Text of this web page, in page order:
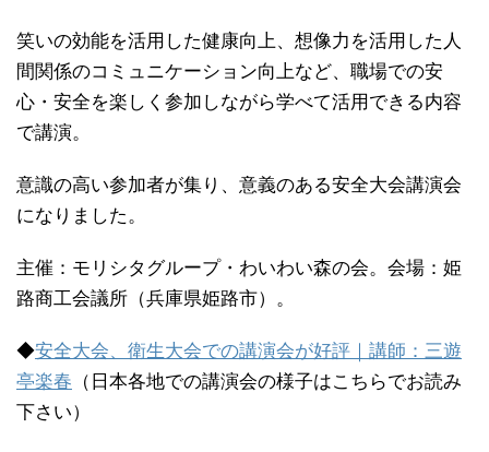
笑いの効能を活用した健康向上、想像力を活用した人
間関係のコミュニケーション向上など、職場での安
心・安全を楽しく参加しながら学べて活用できる内容
で講演。
意識の高い参加者が集り、意義のある安全大会講演会
になりました。
主催：モリシタグループ・わいわい森の会。会場：姫
路商工会議所（兵庫県姫路市）。
◆安全大会、衛生大会での講演会が好評｜講師：三遊
亭楽春 （日本各地での講演会の様子はこちらでお読み
下さい）